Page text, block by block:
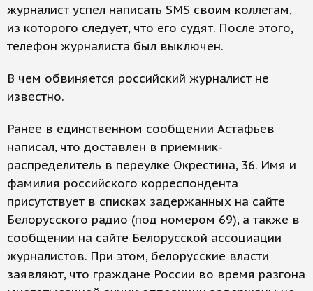
журналист успел написать SMS своим коллегам,
из которого следует, что его судят. После этого,
телефон журналиста был выключен.
В чем обвиняется российский журналист не
известно.
Ранее в единственном сообщении Астафьев
написал, что доставлен в приемник-
распределитель в переулке Окрестина, 36. Имя и
фамилия российского корреспондента
присутствует в списках задержанных на сайте
Белорусского радио (под номером 69), а также в
сообщении на сайте Белорусской ассоциации
журналистов. При этом, белорусские власти
заявляют, что граждане России во время разгона